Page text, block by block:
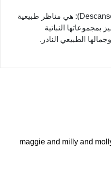
حدائق ديسكانسو (Descanso Gardens): هي مناظر طبيعية
بمجموعاتها النباتية
الطبيعي النادر.